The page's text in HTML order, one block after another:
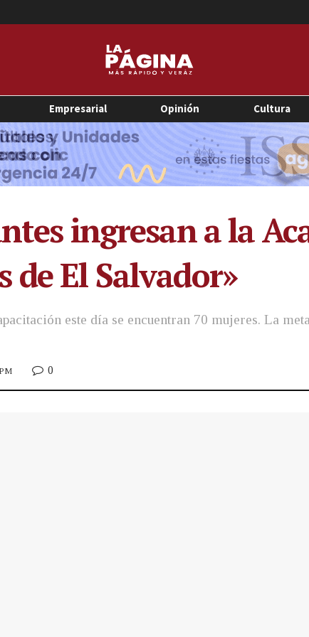
Empresarial Opinión Cultura
ingresan a la
de El Salvador»
este día se encuentran 70 mujeres. La
0